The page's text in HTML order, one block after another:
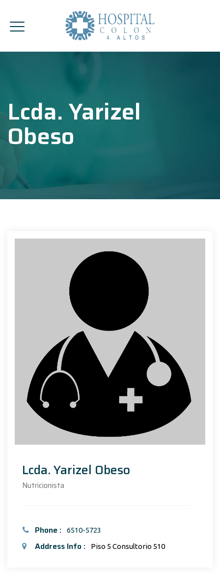
Lcda. Yarizel
Obeso
Lcda. Yarizel Obeso
Nutricionista
Phone : 6510-5723
Address Info : Piso 5 Consultorio 510